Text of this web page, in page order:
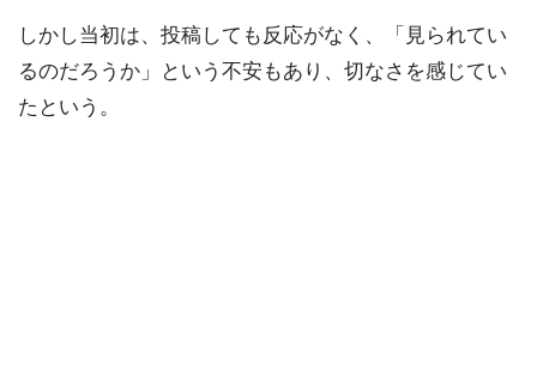
しかし当初は、投稿しても反応がなく、「見られてい
るのだろうか」という不安もあり、切なさを感じてい
たという。